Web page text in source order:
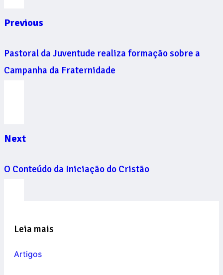
Previous
Pastoral da Juventude realiza formação sobre a
Campanha da Fraternidade
Next
O Conteúdo da Iniciação do Cristão
Leia mais
Artigos